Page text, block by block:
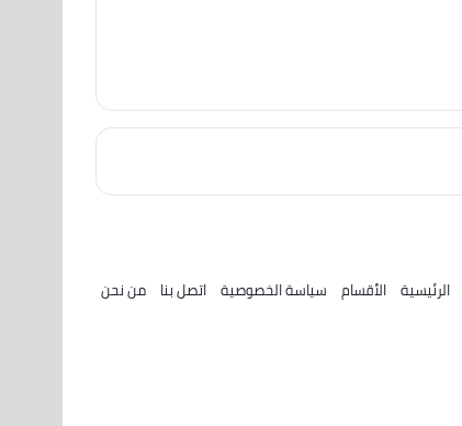
الرئيسية الأقسام سياسة الخصوصية اتصل بنا من نحن